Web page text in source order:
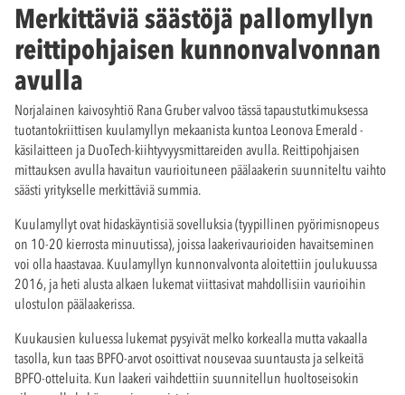
Merkittäviä säästöjä pallomyllyn
reittipohjaisen kunnonvalvonnan
avulla
Norjalainen kaivosyhtiö Rana Gruber valvoo tässä tapaustutkimuksessa
tuotantokriittisen kuulamyllyn mekaanista kuntoa Leonova Emerald -
käsilaitteen ja DuoTech-kiihtyvyysmittareiden avulla. Reittipohjaisen
mittauksen avulla havaitun vaurioituneen päälaakerin suunniteltu vaihto
säästi yritykselle merkittäviä summia.
Kuulamyllyt ovat hidaskäyntisiä sovelluksia (tyypillinen pyörimisnopeus
on 10-20 kierrosta minuutissa), joissa laakerivaurioiden havaitseminen
voi olla haastavaa. Kuulamyllyn kunnonvalvonta aloitettiin joulukuussa
2016, ja heti alusta alkaen lukemat viittasivat mahdollisiin vaurioihin
ulostulon päälaakerissa.
Kuukausien kuluessa lukemat pysyivät melko korkealla mutta vakaalla
tasolla, kun taas BPFO-arvot osoittivat nousevaa suuntausta ja selkeitä
BPFO-otteluita. Kun laakeri vaihdettiin suunnitellun huoltoseisokin